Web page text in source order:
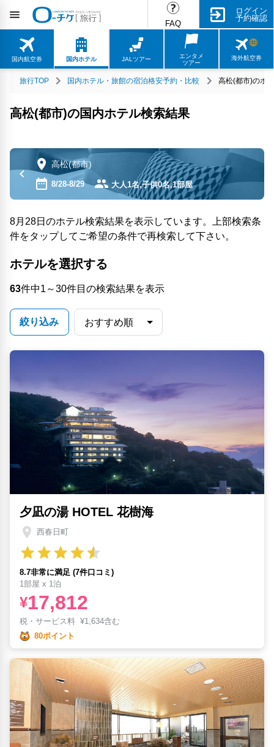
FAQ
ログイン
予約確認
国内航空券 国内ホテル JALツアー
エンタメ
ツアー
海外航空券
旅行TOP 国内ホテル・旅館の宿泊格安予約・比較 高松(都市)のホ
高松(都市)の国内ホテル検索結果
高松(都市)
8/28-8/29 大人1名,子供0名,1部屋
8月28日のホテル検索結果を表示しています。上部検索条
件をタップしてご希望の条件で再検索して下さい。
ホテルを選択する
63件中1～30件目の検索結果を表示
絞り込み
夕凪の湯 HOTEL 花樹海
西春日町
8.7非常に満足 (7件口コミ)
1部屋 x 1泊
¥17,812
税・サービス料 ¥1,634含む
80ポイント